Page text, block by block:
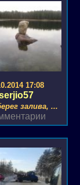
17:08
залива, ...